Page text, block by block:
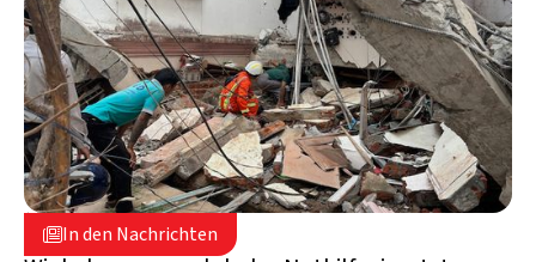
In den Nachrichten
28. März 2025
Myanmar